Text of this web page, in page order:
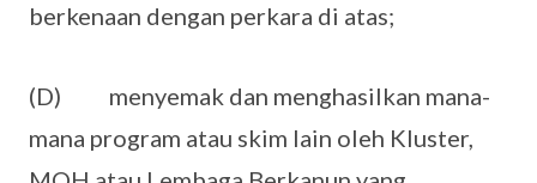
berkenaan dengan perkara di atas;
(D) menyemak dan menghasilkan mana-
mana program atau skim lain oleh Kluster,